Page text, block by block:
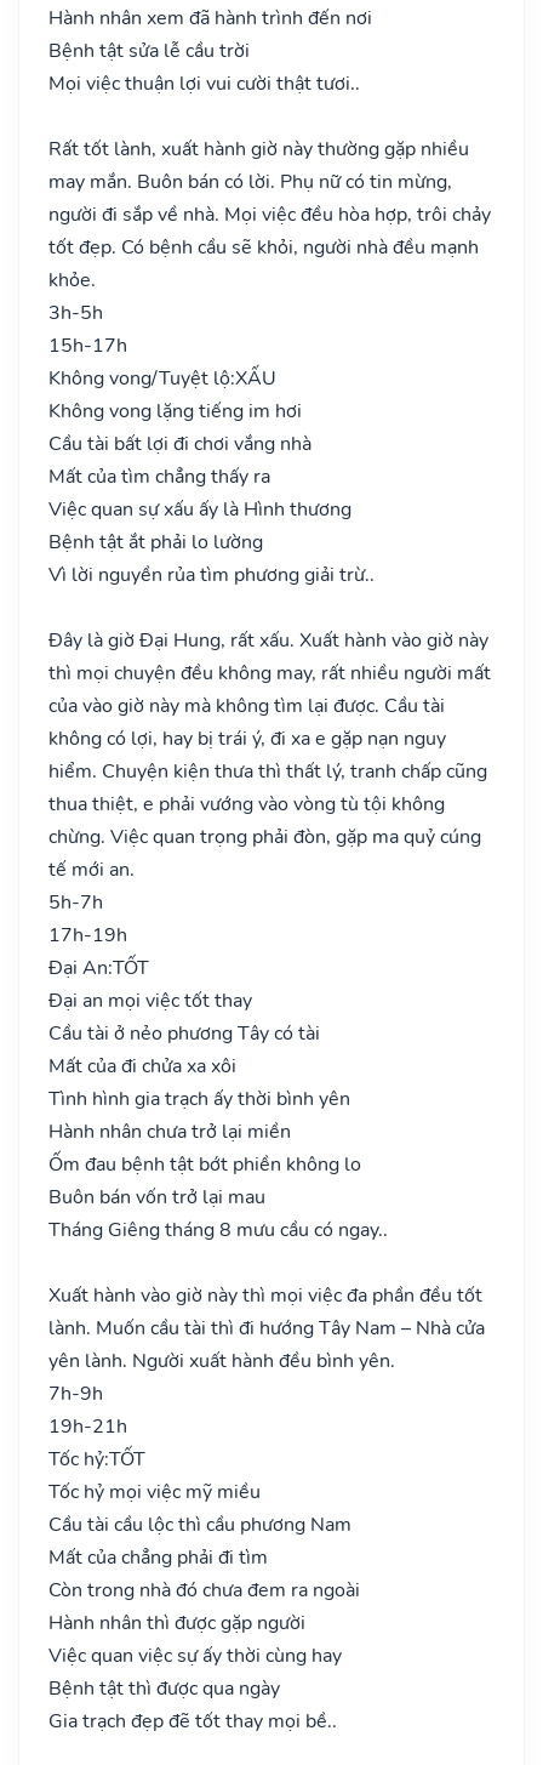
Hành nhân xem đã hành trình đến nơi
Bệnh tật sửa lễ cầu trời
Mọi việc thuận lợi vui cười thật tươi..
Rất tốt lành, xuất hành giờ này thường gặp nhiều
may mắn. Buôn bán có lời. Phụ nữ có tin mừng,
người đi sắp về nhà. Mọi việc đều hòa hợp, trôi chảy
tốt đẹp. Có bệnh cầu sẽ khỏi, người nhà đều mạnh
khỏe.
3h-5h
15h-17h
Không vong/Tuyệt lộ:XẤU
Không vong lặng tiếng im hơi
Cầu tài bất lợi đi chơi vắng nhà
Mất của tìm chẳng thấy ra
Việc quan sự xấu ấy là Hình thương
Bệnh tật ắt phải lo lường
Vì lời nguyền rủa tìm phương giải trừ..
Đây là giờ Đại Hung, rất xấu. Xuất hành vào giờ này
thì mọi chuyện đều không may, rất nhiều người mất
của vào giờ này mà không tìm lại được. Cầu tài
không có lợi, hay bị trái ý, đi xa e gặp nạn nguy
hiểm. Chuyện kiện thưa thì thất lý, tranh chấp cũng
thua thiệt, e phải vướng vào vòng tù tội không
chừng. Việc quan trọng phải đòn, gặp ma quỷ cúng
tế mới an.
5h-7h
17h-19h
Đại An:TỐT
Đại an mọi việc tốt thay
Cầu tài ở nẻo phương Tây có tài
Mất của đi chửa xa xôi
Tình hình gia trạch ấy thời bình yên
Hành nhân chưa trở lại miền
Ốm đau bệnh tật bớt phiền không lo
Buôn bán vốn trở lại mau
Tháng Giêng tháng 8 mưu cầu có ngay..
Xuất hành vào giờ này thì mọi việc đa phần đều tốt
lành. Muốn cầu tài thì đi hướng Tây Nam – Nhà cửa
yên lành. Người xuất hành đều bình yên.
7h-9h
19h-21h
Tốc hỷ:TỐT
Tốc hỷ mọi việc mỹ miều
Cầu tài cầu lộc thì cầu phương Nam
Mất của chẳng phải đi tìm
Còn trong nhà đó chưa đem ra ngoài
Hành nhân thì được gặp người
Việc quan việc sự ấy thời cùng hay
Bệnh tật thì được qua ngày
Gia trạch đẹp đẽ tốt thay mọi bề..